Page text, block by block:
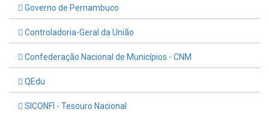
Governo de Pernambuco
Controladoria-Geral da União
Confederação Nacional de Municípios - CNM
QEdu
SICONFI - Tesouro Nacional